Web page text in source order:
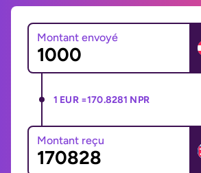
Montant envoyé
1 EUR =170.8281 NPR
Montant reçu